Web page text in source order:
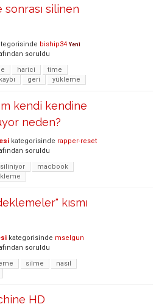
silinen
biship34 Yeni
soruldu
harici
time
kaybı geri yükleme
kendi kendine
neden?
kategorisinde rapper-reset
soruldu
macbook
kısmı
kategorisinde mselgun
soruldu
silme
nasıl
HD